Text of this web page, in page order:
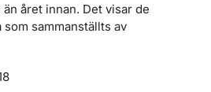
året innan. Det visar de
sammanställts av